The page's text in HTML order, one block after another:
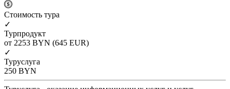
Cтоимость тура
✓
Турпродукт
от 2253 BYN (645 EUR)
✓
Туруслуга
250 BYN